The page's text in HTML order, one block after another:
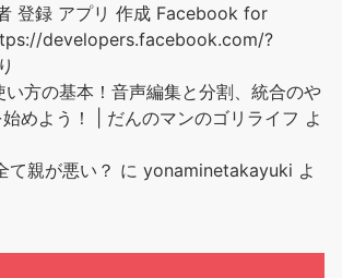
登録 アプリ 作成 Facebook for
developers.facebook.com/?
方の基本！音声編集と分割、統合のや
めよう！ | だんのマンのゴリライフ よ
て親が悪い？ に yonaminetakayuki よ